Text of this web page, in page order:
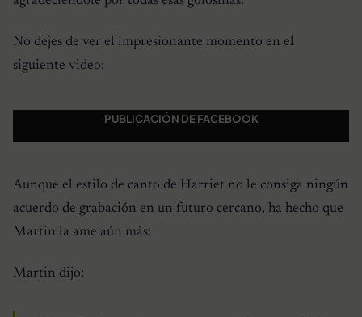
No dejes de ver el impresionante momento en el
siguiente video:
PUBLICACIÓN DE FACEBOOK
Aunque el estilo de canto de Harriet no le consiga ningún
acuerdo de grabación en un futuro cercano, ha hecho que
Martin la ame aún más:
Martin dijo: